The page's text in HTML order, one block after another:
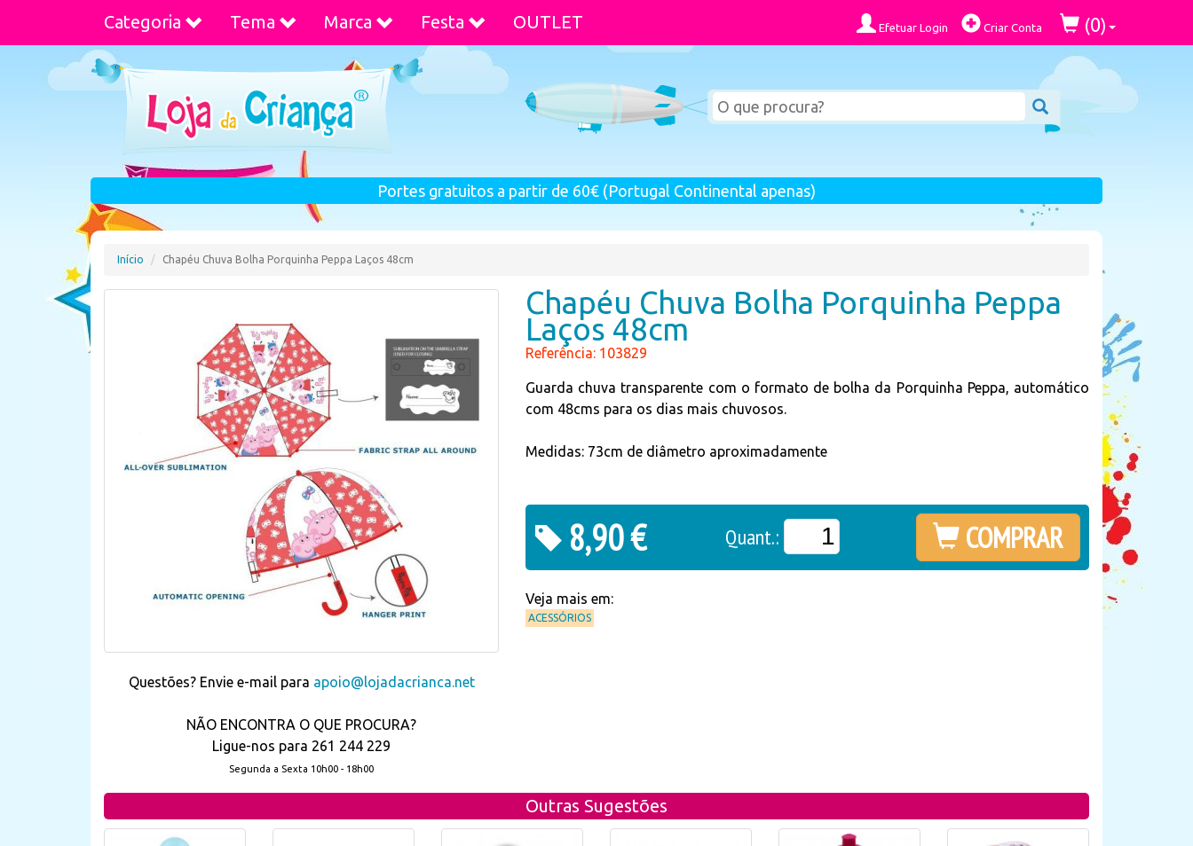
Categoria Tema Marca Festa OUTLET Efetuar Login Criar Conta (0)
Portes gratuitos a partir de 60€ (Portugal Continental apenas)
Início Chapéu Chuva Bolha Porquinha Peppa Laços 48cm
Questões? Envie e-mail para apoio@lojadacrianca.net
NÃO ENCONTRA O QUE PROCURA?
Ligue-nos para 261 244 229
Segunda a Sexta 10h00 - 18h00
Chapéu Chuva Bolha Porquinha Peppa
Laços 48cm
Referência: 103829
Guarda chuva transparente com o formato de bolha da Porquinha Peppa, automático
com 48cms para os dias mais chuvosos.
Medidas: 73cm de diâmetro aproximadamente
8,90 € Quant.: COMPRAR
Veja mais em:
ACESSÓRIOS
Outras Sugestões